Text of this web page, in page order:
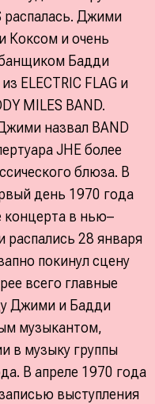
распалась. Джими
Коксом и очень
Бадди
ELECTRIC FLAG и
MILES BAND.
назвал BAND
JHE более
блюза. В
день 1970 года
концерта в нью–
распались 28 января
покинул сцену
всего главные
Джими и Бадди
музыкантом,
в музыку группы
В апреле 1970 года
выступления